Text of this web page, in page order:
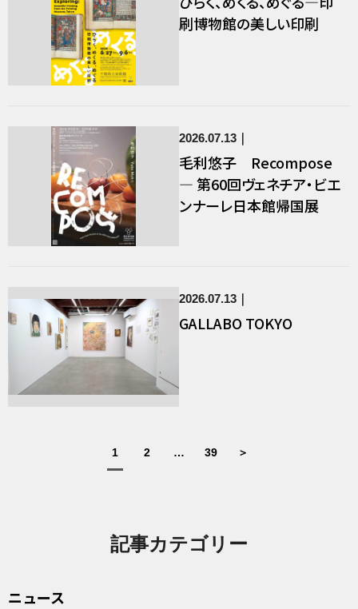
刷博物館の美しい印刷
2026.07.13
毛利悠子 Recompose
― 第60回ヴェネチア・ビエ
ンナーレ日本館帰国展
2026.07.13
GALLABO TOKYO
1 2 … 39 ＞
記事カテゴリー
ニュース